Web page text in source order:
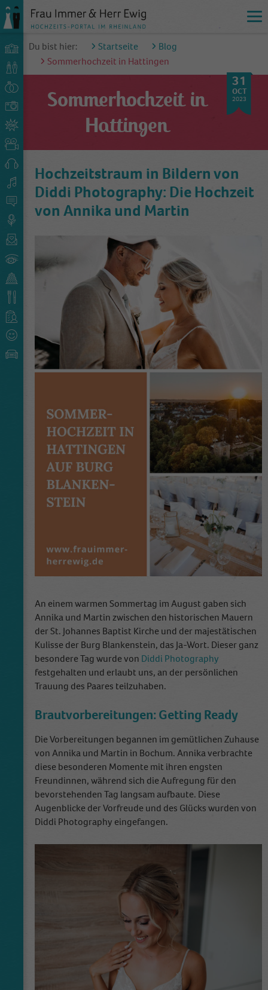
Du bist hier: Startseite
Blog
Sommerhochzeit in Hattingen
Sommerhochzeit in
Hattingen
31
OCT
2023
Hochzeitstraum in Bildern von
Diddi Photography: Die Hochzeit
von Annika und Martin
An einem warmen Sommertag im August gaben sich
Annika und Martin zwischen den historischen Mauern
der St. Johannes Baptist Kirche und der majestätischen
Kulisse der Burg Blankenstein, das Ja-Wort. Dieser ganz
besondere Tag wurde von Diddi Photography
festgehalten und erlaubt uns, an der persönlichen
Trauung des Paares teilzuhaben.
Brautvorbereitungen: Getting Ready
Die Vorbereitungen begannen im gemütlichen Zuhause
von Annika und Martin in Bochum. Annika verbrachte
diese besonderen Momente mit ihren engsten
Freundinnen, während sich die Aufregung für den
bevorstehenden Tag langsam aufbaute. Diese
Augenblicke der Vorfreude und des Glücks wurden von
Diddi Photography eingefangen.